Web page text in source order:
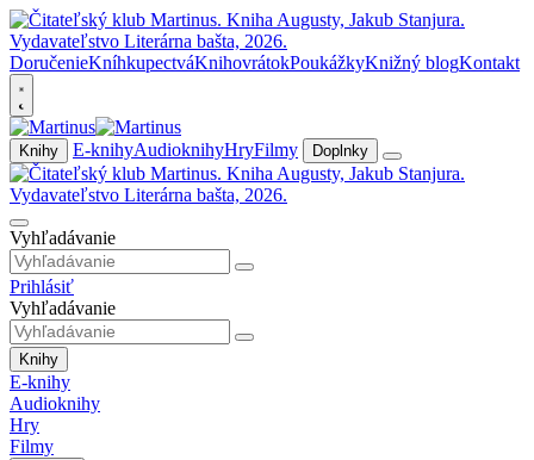
DoručenieKníhkupectváKnihovrátokPoukážkyKnižný blogKontakt
Knihy E-knihyAudioknihyHryFilmy Doplnky
Vyhľadávanie
Prihlásiť
Vyhľadávanie
Knihy
E-knihy
Audioknihy
Hry
Filmy